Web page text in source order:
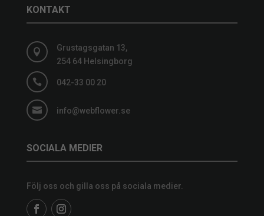
KONTAKT

Grustagsgatan 13,
254 64 Helsingborg
 042-33 00 20
 info@webflower.se
SOCIALA MEDIER
Följ oss och gilla oss på sociala medier.